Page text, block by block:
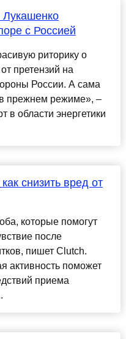
Лукашенко
с Россией
риторику о
претензий на
России. А сама
прежнем режиме», –
в области энергетики
снизить вред от
которые помогут
после
пишет Clutch.
активность поможет
приема